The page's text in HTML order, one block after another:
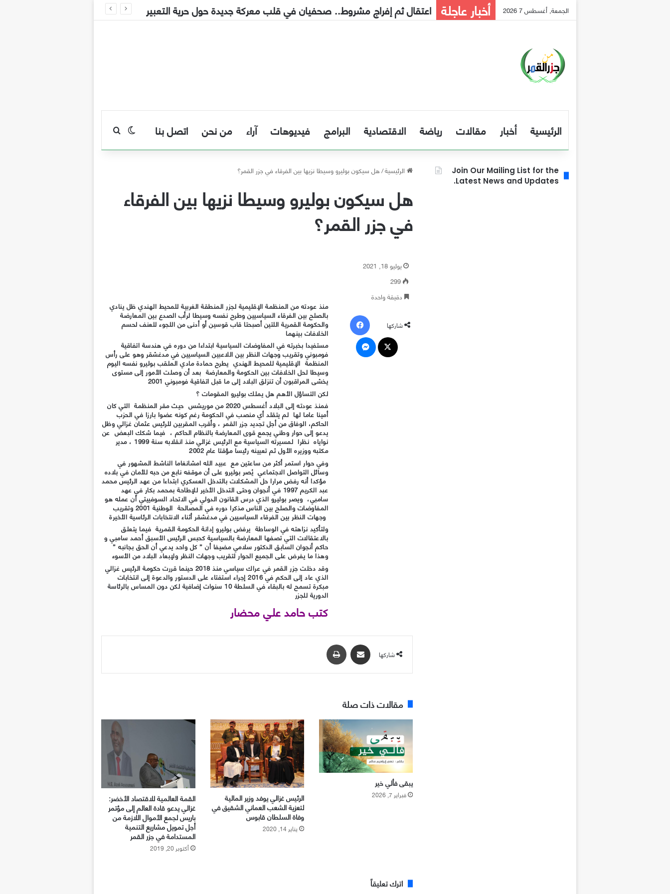
الجمعة, أغسطس 7 2026 أخبار عاجلة اعتقال ثم إفراج مشروط.. صحفيان في قلب معركة جديدة حول حرية التعبير
الرئيسية أخبار مقالات رياضة الاقتصادية البرامج فيديوهات آراء من نحن اتصل بنا الوضع المظلم
الرئيسية/هل سيكون بوليرو وسيطا نزيها بين الفرقاء في جزر القمر؟
هل سيكون بوليرو وسيطا نزيها بين الفرقاء
في جزر القمر؟
منذ عودته من المنظمة الإقليمية لجزر المنطقة الغربية للمحيط الهندي ظل ينادي
بالصلح بين الفرقاء السياسيين وطرح نفسه وسيطا لرأب الصدع بين المعارضة
والحكومة القمرية اللتين أصبحتا قاب قوسين أو أدنى من اللجوء للعنف لحسم
الخلافات بينهما
مستفيدا بخبرته في المفاوضات السياسية ابتداءا من دوره في هندسة اتفاقية
فومبوني وتقريب وجهات النظر بين اللاعبين السياسيين في مدغشقر وهو على رأس
المنظمة الإقليمية للمحيط الهندي يطرح حمادة مادي الملقب بوليرو نفسه اليوم
وسيطا لحل الخلافات بين الحكومة والمعارضة بعد أن وصلت الأمور إلى مستوى
يخشى المراقبون أن تنزلق البلاد إلى ما قبل اتفاقية فومبوني 2001
لكن التساؤل الأهم هل يملك بوليرو المقومات ؟
فمنذ عودته إلى البلاد أغسطس 2020 من موريشس حيث مقر المنظمة التي كان
أمينا عاما لها لم يتقلد أي منصب في الحكومة رغم كونه عضوا بارزا في الحزب
الحاكم، الوفاق من أجل تجديد جزر القمر ، وأقرب المقربين للرئيس عثمان غزالي وظل
يدعو إلى حوار وطني يجمع قوى المعارضة بالنظام الحاكم ، فيما شكك البعض عن
نواياه نظرا لمسيرته السياسية مع الرئيس غزالي منذ انقلابه سنة 1999 ، مدير
مكتبه ووزيره الأول ثم تعيينه رئيسا مؤقتا عام 2002
وفي حوار استمر أكثر من ساعتين مع عبيد الله امشانغاما الناشط المشهور في
وسائل التواصل الاجتماعي يُصر بوليرو على أن موقفه نابع من حبه للأمان في بلاده
مؤكدا أنه رفض مرارا حل المشكلات بالتدخل العسكري ابتداءا من عهد الرئيس محمد
عبد الكريم 1997 في أنجوان وحتى التدخل الأخير للإطاحة بمحمد بكار في عهد
سامبي، ويصر بوليرو الذي درس القانون الدولي في الاتحاد السوفييتي أن عمله هو
المفاوضات والصلح بين الناس مذكرا دوره في المصالحة الوطنية 2001 وتقريب
وجهات النظر بين الفرقاء السياسيين في مدغشقر أثناء الانتخابات الرئاسية الأخيرة
ولتأكيد نزاهته في الوساطة يرفض بوليرو إدانة الحكومة القمرية فيما يتعلق
بالاعتقالات التي تصفها المعارضة بالسياسية كحبس الرئيس الأسبق أحمد سامبي و
حاكم أنجوان السابق الدكتور سلامي مضيفا أن ” كل واحد يدعي أن الحق بجانبه ”
وهذا ما يفرض على الجميع الحوار لتقريب وجهات النظر ولإبعاد البلاد من الأسوء
وقد دخلت جزر القمر في عراك سياسي منذ 2018 حينما قررت حكومة الرئيس غزالي
الذي عاد إلى الحكم في 2016 إجراء استفتاء على الدستور والدعوة إلى انتخابات
مبكرة تسمح له بالبقاء في السلطة 10 سنوات إضافية لكن دون المساس بالرئاسة
الدورية للجزر
كتب حامد علي محضار
يوليو 18, 2021
299
دقيقة واحدة
شاركها
ماسنجر
شاركها
مقالات ذات صلة
يبقى فألي خير
فبراير 7, 2026 الرئيس غزالي يوفد وزير المالية
لتعزية الشعب العماني الشقيق في
وفاة السلطان قابوس
يناير 14, 2020
القمة العالمية للاقتصاد الأخضر:
غزالي يدعو قادة العالم إلى مؤتمر
باريس لجمع الأموال اللازمة من
أجل تمويل مشاريع التنمية
المستدامة في جزر القمر
أكتوبر 20, 2019
اترك تعليقاً
Join Our Mailing List for the
Latest News and Updates.